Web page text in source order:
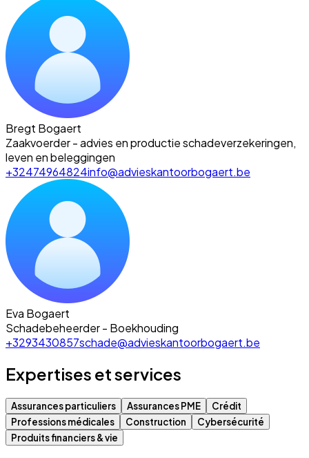
Bregt Bogaert
Zaakvoerder - advies en productie schadeverzekeringen,
leven en beleggingen
+32474964824info@advieskantoorbogaert.be
Eva Bogaert
Schadebeheerder - Boekhouding
+3293430857schade@advieskantoorbogaert.be
Expertises et services
Assurances particuliers Assurances PME
Crédit
Professions médicales
Construction
Cybersécurité
Produits financiers & vie